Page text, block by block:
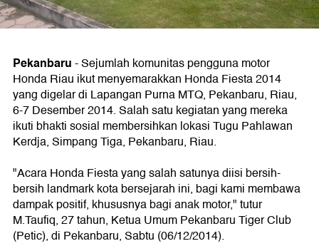
Pekanbaru- Sejumlah komunitas pengguna motor
Honda Riau ikut menyemarakkan Honda Fiesta 2014
yang digelar di Lapangan Purna MTQ, Pekanbaru, Riau,
6-7 Desember 2014. Salah satu kegiatan yang mereka
ikuti bhakti sosial membersihkan lokasi Tugu Pahlawan
Kerdja, Simpang Tiga, Pekanbaru, Riau.
"Acara Honda Fiesta yang salah satunya diisi bersih-
bersih landmark kota bersejarah ini, bagi kami membawa
dampak positif, khususnya bagi anak motor," tutur
M.Taufiq, 27 tahun, Ketua Umum Pekanbaru Tiger Club
(Petic), di Pekanbaru, Sabtu (06/12/2014).